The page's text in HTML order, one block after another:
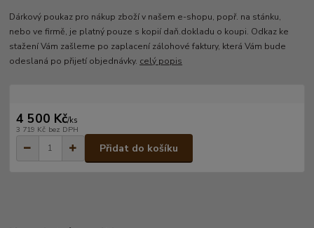
Dárkový poukaz pro nákup zboží v našem e-shopu, popř. na stánku,
nebo ve firmě, je platný pouze s kopií daň.dokladu o koupi. Odkaz ke
stažení Vám zašleme po zaplacení zálohové faktury, která Vám bude
odeslaná po přijetí objednávky. celý popis
4 500 Kč/ks
3 719 Kč bez DPH
Přidat do košíku